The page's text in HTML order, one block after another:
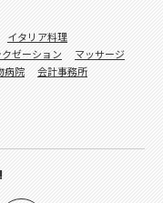
イタリア料理
クゼーション
マッサージ
病院
会計事務所